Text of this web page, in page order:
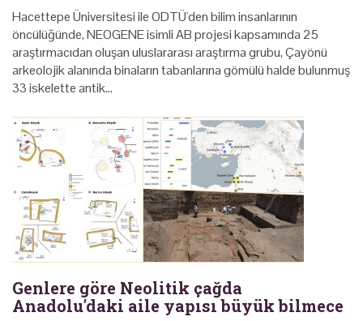
Hacettepe Üniversitesi ile ODTÜ'den bilim insanlarının
öncülüğünde, NEOGENE isimli AB projesi kapsamında 25
araştırmacıdan oluşan uluslararası araştırma grubu, Çayönü
arkeolojik alanında binaların tabanlarına gömülü halde bulunmuş
33 iskelette antik…
Genlere göre Neolitik çağda
Anadolu'daki aile yapısı büyük bilmece